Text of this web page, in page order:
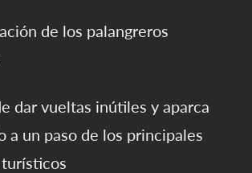
de los palangreros
dar vueltas inútiles y aparca
a un paso de los principales